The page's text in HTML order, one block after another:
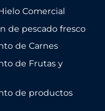
Comercial
de pescado fresco
de Carnes
de Frutas y
de productos